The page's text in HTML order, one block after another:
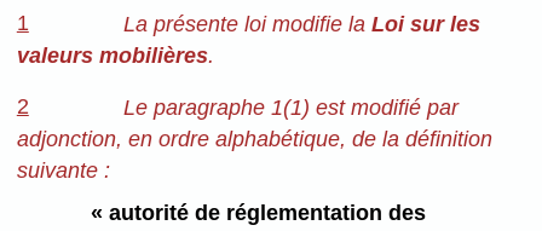
1
La présente loi modifie la Loi sur les
valeurs mobilières.
2
Le paragraphe 1(1) est modifié par
adjonction, en ordre alphabétique, de la définition
suivante :
« autorité de réglementation des